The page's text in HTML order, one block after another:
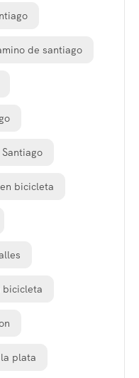
de santiago
bicicleta
bicicleta
plata